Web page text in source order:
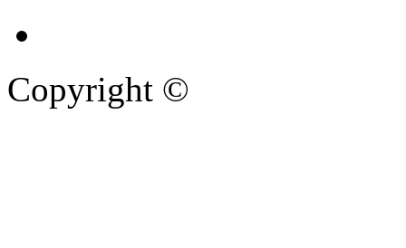
Copyright ©